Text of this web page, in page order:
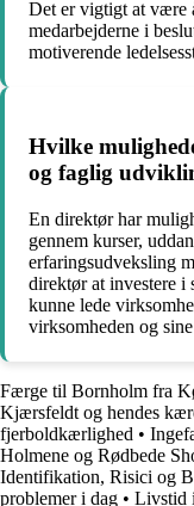
Det er vigtigt at være
medarbejderne i
motiverende
Hvilke
og faglig
En direktør har
gennem kurser,
erfaringsudveksling
direktør at investere i
kunne lede
virksomheden og
Færge til Bornholm fra
Kjærsfeldt og hendes
fjerboldkærlighed •
Holmene og Rødbede
Identifikation, Risici og
problemer i dag • Livstid